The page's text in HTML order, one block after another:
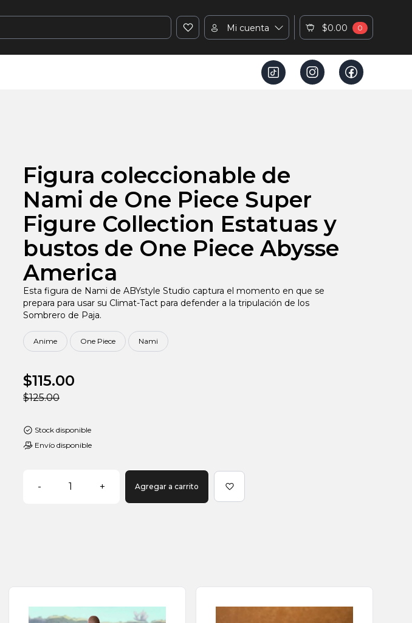
Mi cuenta $0.00 0
Figura coleccionable de
Nami de One Piece Super
Figure Collection Estatuas y
bustos de One Piece Abysse
America
Esta figura de Nami de ABYstyle Studio captura el momento en que se
prepara para usar su Climat-Tact para defender a la tripulación de los
Sombrero de Paja.
Anime One Piece Nami
$115.00
$125.00
Stock disponible
Envío disponible
- 1 + Agregar a carrito